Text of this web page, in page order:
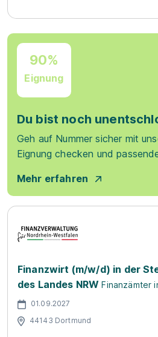
90%
Eignung
Du bist noch
Geh auf Nummer sicher mit
Eignung checken und
Mehr erfahren
Finanzwirt (m/w/d) in der
des Landes NRW Finanzämter
01.09.2027
44143 Dortmund